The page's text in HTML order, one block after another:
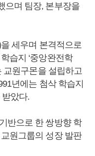
으며 팀장, 본부장을
세우며 본격적으로
습지 ‘중앙완전학
교원구몬을 설립하고
년에는 첨삭 학습지
받았다.
반으로 한 쌍방향 학
원그룹의 성장 발판